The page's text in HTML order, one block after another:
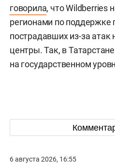
говорила, что Wildberries
регионами по поддержке
пострадавших из-за атак
центры. Так, в
на государственном
6 августа 2026, 16:55